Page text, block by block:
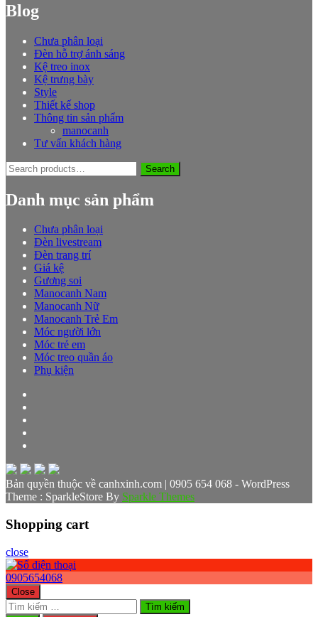
Blog
Chưa phân loại
Đèn hỗ trợ ánh sáng
Kệ treo inox
Kệ trưng bày
Style
Thiết kế shop
Thông tin sản phẩm
manocanh
Tư vấn khách hàng
Search
for:
Search
Danh mục sản phẩm
Chưa phân loại
Đèn livestream
Đèn trang trí
Giá kệ
Gương soi
Manocanh Nam
Manocanh Nữ
Manocanh Trẻ Em
Móc người lớn
Móc trẻ em
Móc treo quần áo
Phụ kiện
Bản quyền thuộc về canhxinh.com | 0905 654 068 - WordPress
Theme : SparkleStore By Sparkle Themes
Shopping cart
close
0905654068
Close
Tìm